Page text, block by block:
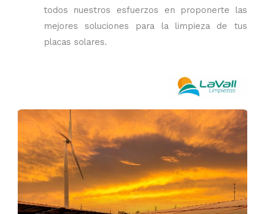
todos nuestros esfuerzos en proponerte las
mejores soluciones para la limpieza de tus
placas solares.